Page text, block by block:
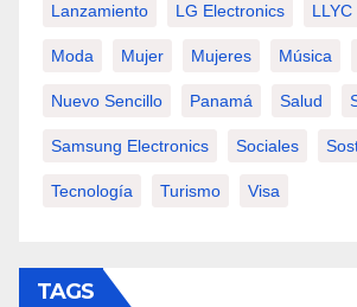
Lanzamiento LG Electronics LLYC
Moda Mujer Mujeres Música
Nuevo Sencillo Panamá Salud
Samsung Electronics Sociales
Tecnología Turismo Visa
TAGS